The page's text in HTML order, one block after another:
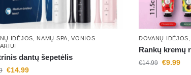
IDĖJOS NAMŲ SPA ,VONIOS
dantų šepetėlis
€14.99
DOVANŲ IDĖJOS
Rankų kremų
€14.99 €9.99